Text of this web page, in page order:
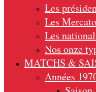
Les
Les
Les
Nos onze
MATCHS &
Années